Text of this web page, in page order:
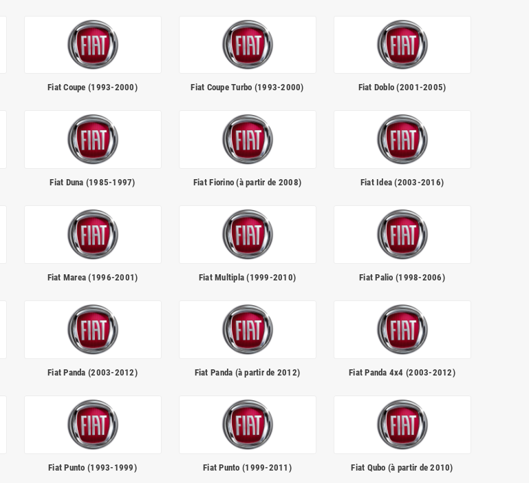
Fiat Coupe (1993-2000) Fiat Coupe Turbo (1993-2000) Fiat Doblo (2001-2005)
Fiat Duna (1985-1997) Fiat Fiorino (à partir de 2008) Fiat Idea (2003-2016)
Fiat Marea (1996-2001) Fiat Multipla (1999-2010) Fiat Palio (1998-2006)
Fiat Panda (2003-2012) Fiat Panda (à partir de 2012) Fiat Panda 4x4 (2003-2012)
Fiat Punto (1993-1999) Fiat Punto (1999-2011) Fiat Qubo (à partir de 2010)